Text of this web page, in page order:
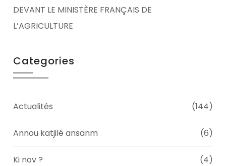
DEVANT LE MINISTÈRE FRANÇAIS DE
L’AGRICULTURE
Categories
Actualités (144)
Annou katjilé ansanm (6)
Ki nov ? (4)